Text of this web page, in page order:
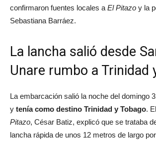
confirmaron fuentes locales a El Pitazo y la
Sebastiana Barráez.
La lancha salió desde
Unare rumbo a Trinidad
La embarcación salió la noche del domingo
y tenía como destino Trinidad y Tobago.
Pitazo, César Batiz, explicó que se trataba
lancha rápida de unos 12 metros de largo